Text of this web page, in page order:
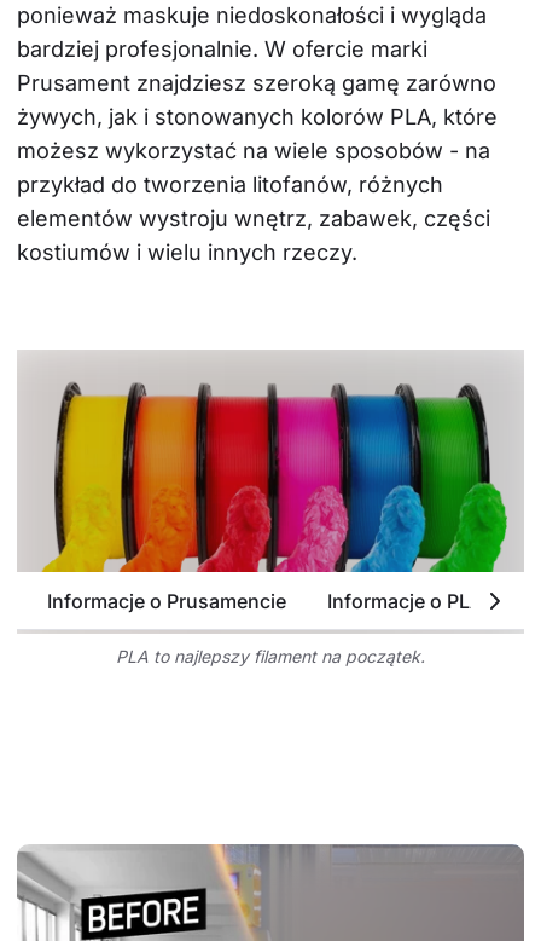
Informacje o Prusamencie Informacje o PLA
ponieważ maskuje niedoskonałości i wygląda
bardziej profesjonalnie. W ofercie marki
Prusament znajdziesz szeroką gamę zarówno
żywych, jak i stonowanych kolorów PLA, które
możesz wykorzystać na wiele sposobów - na
przykład do tworzenia litofanów, różnych
elementów wystroju wnętrz, zabawek, części
kostiumów i wielu innych rzeczy.
PLA to najlepszy filament na początek.